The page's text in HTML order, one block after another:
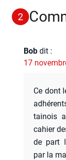
2
Bob dit :
17
Ce dont
tai­nois
cahier
de part
par la